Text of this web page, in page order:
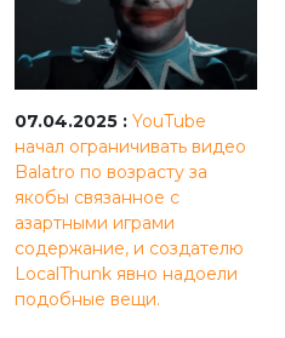
07.04.2025 : YouTube
начал ограничивать видео
Balatro по возрасту за
якобы связанное с
азартными играми
содержание, и создателю
LocalThunk явно надоели
подобные вещи.